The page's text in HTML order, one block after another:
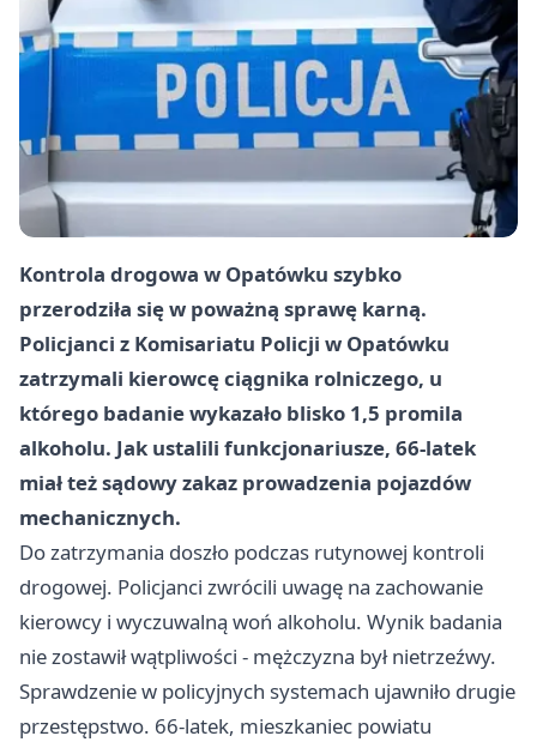
Kontrola drogowa w Opatówku szybko
przerodziła się w poważną sprawę karną.
Policjanci z Komisariatu Policji w Opatówku
zatrzymali kierowcę ciągnika rolniczego, u
którego badanie wykazało blisko 1,5 promila
alkoholu. Jak ustalili funkcjonariusze, 66-latek
miał też sądowy zakaz prowadzenia pojazdów
mechanicznych.
Do zatrzymania doszło podczas rutynowej kontroli
drogowej. Policjanci zwrócili uwagę na zachowanie
kierowcy i wyczuwalną woń alkoholu. Wynik badania
nie zostawił wątpliwości - mężczyzna był nietrzeźwy.
Sprawdzenie w policyjnych systemach ujawniło drugie
przestępstwo. 66-latek, mieszkaniec powiatu